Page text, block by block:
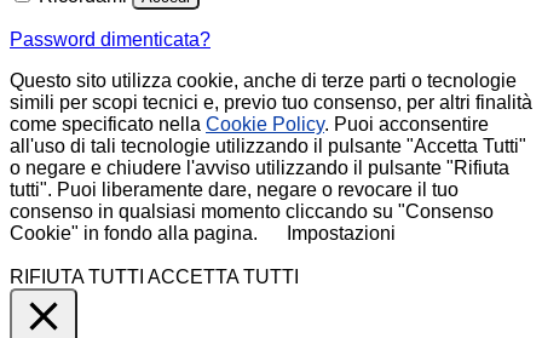
Password dimenticata?
Questo sito utilizza cookie, anche di terze parti o tecnologie
simili per scopi tecnici e, previo tuo consenso, per altri finalità
come specificato nella Cookie Policy. Puoi acconsentire
all'uso di tali tecnologie utilizzando il pulsante "Accetta Tutti"
o negare e chiudere l'avviso utilizzando il pulsante "Rifiuta
tutti". Puoi liberamente dare, negare o revocare il tuo
consenso in qualsiasi momento cliccando su "Consenso
Cookie" in fondo alla pagina.
Impostazioni
RIFIUTA TUTTI ACCETTA TUTTI